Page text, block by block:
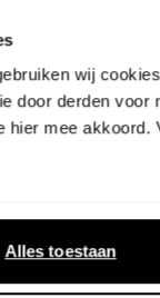
wij
door derden voor
mee akkoord.
Alles toestaan
woon-,
en